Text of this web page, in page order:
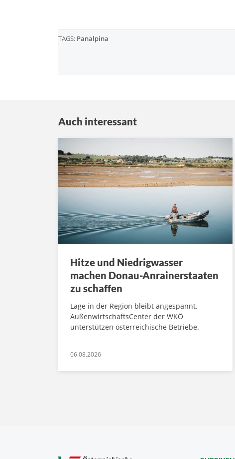
TAGS: Panalpina
Auch interessant
Hitze und Niedrigwasser
machen Donau-Anrainerstaaten
zu schaffen
Lage in der Region bleibt angespannt.
AußenwirtschaftsCenter der WKÖ
unterstützen österreichische Betriebe.
06.08.2026